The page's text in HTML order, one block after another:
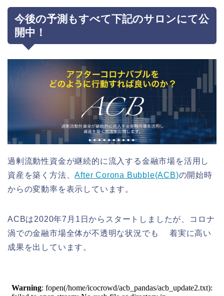
今後の予測もすべて下記のサロンにて公
開中！
過剰流動性資金が継続的に流入する金融市場を活用し
資産を築く方法、After Corona Bubble(ACB)の開始時
からの変動率を表示しています。
ACBは2020年7月1日からスタートしましたが、コロナ
渦での金融市場全体が不透明な状況でも 着実に高い
成果を出しています。